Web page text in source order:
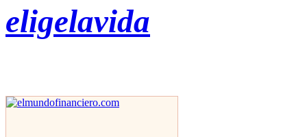
eligelavida